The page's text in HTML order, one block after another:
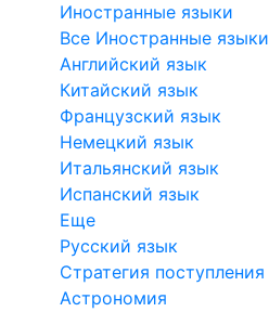
Иностранные языки
Все Иностранные языки
Английский язык
Китайский язык
Французский язык
Немецкий язык
Итальянский язык
Испанский язык
Еще
Русский язык
Стратегия поступления
Астрономия